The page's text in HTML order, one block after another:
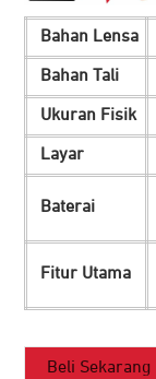
Bahan Lensa
Bahan Tali
Ukuran Fisik
Layar
Baterai
Fitur Utama
Beli Sekarang